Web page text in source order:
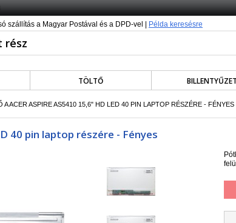
szállítás a Magyar Postával és a DPD-vel | Példa keresésre
TÖLTŐ BILLENTYŰZET
A ACER ASPIRE AS5410 15,6" HD LED 40 PIN LAPTOP RÉSZÉRE - FÉNYES
40 pin laptop részére - Fényes